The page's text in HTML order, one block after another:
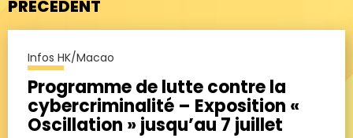
PRÉCÉDENT
Infos HK/Macao
Programme de lutte contre la
cybercriminalité – Exposition «
Oscillation » jusqu’au 7 juillet